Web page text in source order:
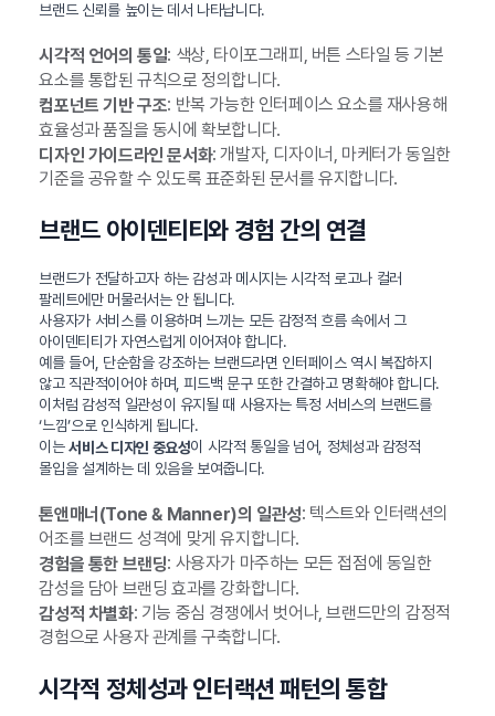
브랜드 신뢰를 높이는 데서 나타납니다.
시각적 언어의 통일: 색상, 타이포그래피, 버튼 스타일 등 기본
요소를 통합된 규칙으로 정의합니다.
컴포넌트 기반 구조: 반복 가능한 인터페이스 요소를 재사용해
효율성과 품질을 동시에 확보합니다.
디자인 가이드라인 문서화: 개발자, 디자이너, 마케터가 동일한
기준을 공유할 수 있도록 표준화된 문서를 유지합니다.
브랜드 아이덴티티와 경험 간의 연결
브랜드가 전달하고자 하는 감성과 메시지는 시각적 로고나 컬러
팔레트에만 머물러서는 안 됩니다.
사용자가 서비스를 이용하며 느끼는 모든 감정적 흐름 속에서 그
아이덴티티가 자연스럽게 이어져야 합니다.
예를 들어, 단순함을 강조하는 브랜드라면 인터페이스 역시 복잡하지
않고 직관적이어야 하며, 피드백 문구 또한 간결하고 명확해야 합니다.
이처럼 감성적 일관성이 유지될 때 사용자는 특정 서비스의 브랜드를
‘느낌’으로 인식하게 됩니다.
이는서비스 디자인 중요성이 시각적 통일을 넘어, 정체성과 감정적
몰입을 설계하는 데 있음을 보여줍니다.
톤앤매너(Tone & Manner)의 일관성: 텍스트와 인터랙션의
어조를 브랜드 성격에 맞게 유지합니다.
경험을 통한 브랜딩: 사용자가 마주하는 모든 접점에 동일한
감성을 담아 브랜딩 효과를 강화합니다.
감성적 차별화: 기능 중심 경쟁에서 벗어나, 브랜드만의 감정적
경험으로 사용자 관계를 구축합니다.
시각적 정체성과 인터랙션 패턴의 통합